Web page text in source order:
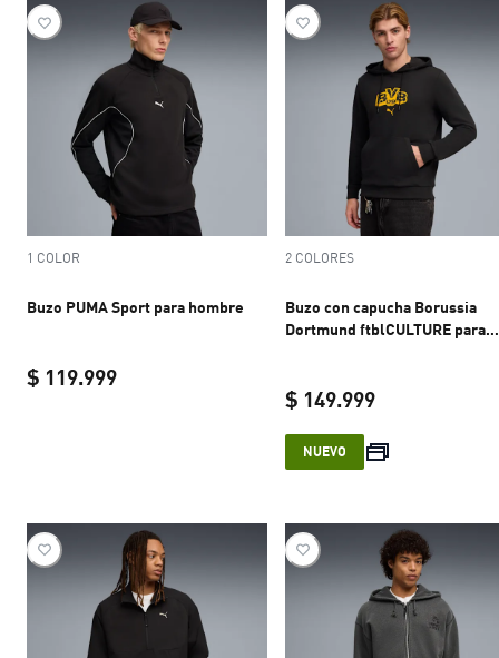
1 COLOR
Buzo PUMA Sport para hombre
$ 119.999
2 COLORES
Buzo con capucha Borussia
Dortmund ftblCULTURE para
$ 149.999
current price $
NUEVO